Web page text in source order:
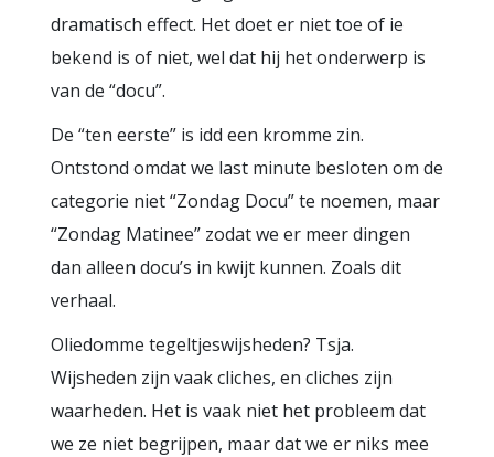
dramatisch effect. Het doet er niet toe of ie
bekend is of niet, wel dat hij het onderwerp is
van de “docu”.
De “ten eerste” is idd een kromme zin.
Ontstond omdat we last minute besloten om de
categorie niet “Zondag Docu” te noemen, maar
“Zondag Matinee” zodat we er meer dingen
dan alleen docu’s in kwijt kunnen. Zoals dit
verhaal.
Oliedomme tegeltjeswijsheden? Tsja.
Wijsheden zijn vaak cliches, en cliches zijn
waarheden. Het is vaak niet het probleem dat
we ze niet begrijpen, maar dat we er niks mee